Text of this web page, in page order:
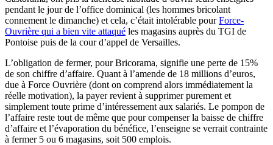
pendant le jour de l’office dominical (les hommes bricolant
connement le dimanche) et cela, c’était intolérable pourForce-
Ouvrière qui a bien vite attaqué les magasins auprès du TGI de
Pontoise puis de la cour d’appel de Versailles.
L’obligation de fermer, pour Bricorama, signifie une perte de 15%
de son chiffre d’affaire. Quant à l’amende de 18 millions d’euros,
due à Force Ouvrière (dont on comprend alors immédiatement la
réelle motivation), la payer revient à supprimer purement et
simplement toute prime d’intéressement aux salariés. Le pompon de
l’affaire reste tout de même que pour compenser la baisse de chiffre
d’affaire et l’évaporation du bénéfice, l’enseigne se verrait contrainte
à fermer 5 ou 6 magasins, soit 500 emplois.